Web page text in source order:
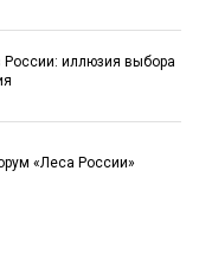
России: иллюзия выбора
«Леса России»